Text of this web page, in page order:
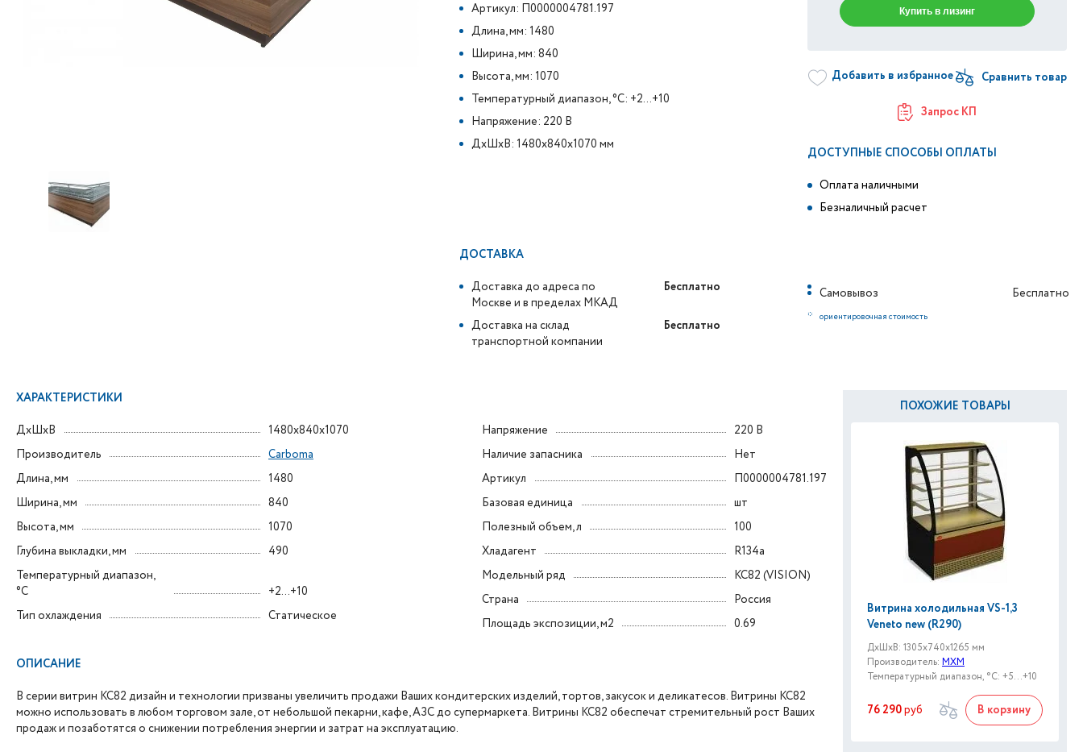
Артикул: П0000004781.197
Длина, мм: 1480
Ширина, мм: 840
Высота, мм: 1070
Температурный диапазон, °C: +2…+10
Напряжение: 220 В
ДxШxВ: 1480x840x1070 мм
Купить в лизинг
Добавить в избранное
Запрос КП
ДОСТУПНЫЕ СПОСОБЫ ОПЛАТЫ
Оплата наличными
Безналичный расчет
ДОСТАВКА
Доставка до адреса по
Москве и в пределах МКАД
Бесплатно
Доставка на склад
транспортной компании
Бесплатно
Самовывоз
Бесплатно
* ориентировочная стоимость
ХАРАКТЕРИСТИКИ
ДxШxВ
1480x840x1070
Производитель
Carboma
Длина, мм
1480
Ширина, мм
840
Высота, мм
1070
Глубина выкладки, мм
490
Температурный диапазон,
°C
+2…+10
Тип охлаждения
Статическое
Напряжение
220 В
Наличие запасника
Нет
Артикул
П0000004781.197
Базовая единица
шт
Полезный объем, л
100
Хладагент
R134a
Модельный ряд
КС82 (VISION)
Страна
Россия
Площадь экспозиции, м2
0.69
ОПИСАНИЕ
В серии витрин КС82 дизайн и технологии призваны увеличить продажи Ваших кондитерских изделий, тортов, закусок и деликатесов. Витрины КС82
можно использовать в любом торговом зале, от небольшой пекарни, кафе, АЗС до супермаркета. Витрины КС82 обеспечат стремительный рост Ваших
продаж и позаботятся о снижении потребления энергии и затрат на эксплуатацию.
ПОХОЖИЕ ТОВАРЫ
Витрина холодильная VS-1,3
Veneto new (R290)
ДxШxВ: 1305x740x1265 мм
Производитель: МХМ
Температурный диапазон, °C: +5...+10
76 290руб В корзину